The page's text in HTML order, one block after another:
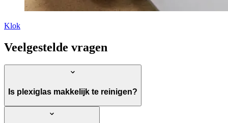
Klok
Veelgestelde vragen
Is plexiglas makkelijk te reinigen?